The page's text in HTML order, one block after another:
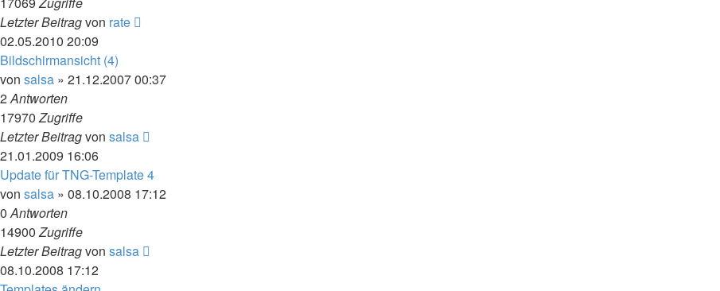
Letzter Beitragvon rate
02.05.2010 20:09
Bildschirmansicht (4)
von salsa » 21.12.2007 00:37
2Antworten
17970Zugriffe
Letzter Beitragvon salsa
21.01.2009 16:06
Update für TNG-Template 4
von salsa » 08.10.2008 17:12
0Antworten
14900Zugriffe
Letzter Beitragvon salsa
08.10.2008 17:12